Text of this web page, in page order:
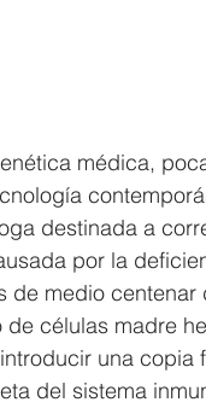
médica,
destinada a
por la
de medio
células madre
una
del sistema